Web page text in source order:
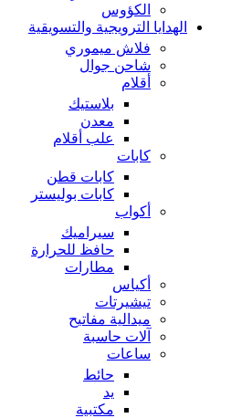
الكؤوس
الهدايا الترويجية والتسويقية
فلاش ميموري
شاحن جوال
أقلام
بلاستيك
معدن
علب أقلام
كابات
كابات قطن
كابات بوليستر
أكواب
سيراميك
حافظ للحرارة
مطارات
أكياس
تيشيرتات
ميدالية مفاتيح
آلات حاسبة
ساعات
حائط
يد
مكتبية